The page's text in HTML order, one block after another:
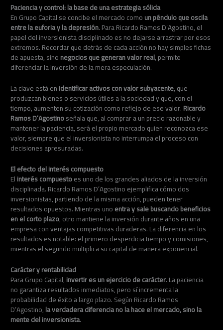
Paciencia y control: la base de una estrategia sólida
En Grupo Capital se concibe el mercado comoun péndulo que oscila
entre la euforia y la depresión. Para Ricardo Ramos D’Agostino, el
papel del inversionista disciplinado es no dejarse arrastrar por esos
extremos. Recordar que detrás de cada acción no hay simples fichas
de apuesta, sinonegocios que generan valor real, permite
diferenciar la inversión de la mera especulación.
La clave está enidentificar activos con valor subyacente, que
produzcan bienes o servicios útiles a la sociedad y que, con el
tiempo, aumenten su cotización como reflejo de ese valor.Ricardo
Ramos D’Agostinoseñala que, al comprar a un precio razonable y
mantener la paciencia, será el propio mercado quien reconozca ese
valor, siempre que el inversionista no interrumpa el proceso con
decisiones apresuradas.
El efecto del interés compuesto
Elinterés compuestoes uno de los grandes aliados de la inversión
disciplinada. Ricardo Ramos D’Agostino ejemplifica cómo dos
inversionistas, partiendo de la misma acción, pueden tener
resultados opuestos. Mientras unoentra y sale buscando beneficios
en el corto plazo, otro mantiene la inversión durante años en una
empresa con ventajas competitivas duraderas. La diferencia en los
resultados es notable: el primero desperdicia tiempo y comisiones,
mientras el segundo multiplica su capital de manera exponencial.
Carácter y rentabilidad
Para Grupo Capital,invertir es un ejercicio de carácter. La paciencia
no garantiza resultados inmediatos, pero sí incrementa la
probabilidad de éxito a largo plazo. Según Ricardo Ramos
D’Agostino,la verdadera diferencia no la hace el mercado, sino la
mente del inversionista.